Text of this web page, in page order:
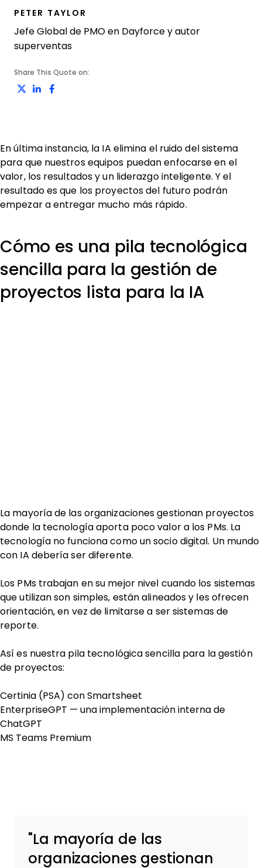
Share This Quote on:
Share on Twitter
Share on LinkedIn
PETER TAYLOR
Jefe Global de PMO en Dayforce y autor
superventas
En última instancia, la IA elimina el ruido del sistema
para que nuestros equipos puedan enfocarse en el
valor, los resultados y un liderazgo inteligente. Y el
resultado es que los proyectos del futuro podrán
empezar a entregar mucho más rápido.
Cómo es una pila tecnológica
sencilla para la gestión de
proyectos lista para la IA
La mayoría de las organizaciones gestionan proyectos
donde la tecnología aporta poco valor a los PMs. La
tecnología no funciona como un socio digital. Un mundo
con IA debería ser diferente.
Los PMs trabajan en su mejor nivel cuando los sistemas
que utilizan son simples, están alineados y les ofrecen
orientación, en vez de limitarse a ser sistemas de
reporte.
Así es nuestra pila tecnológica sencilla para la gestión
de proyectos:
Certinia (PSA) con Smartsheet
EnterpriseGPT — una implementación interna de
ChatGPT
MS Teams Premium
La mayoría de las
organizaciones gestionan